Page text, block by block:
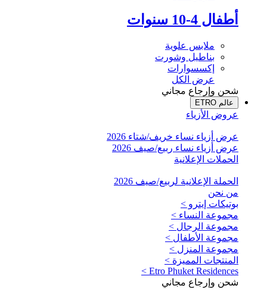
أطفال 4-10 سنوات
ملابس علوية
بناطيل وشورت
إكسسوارات
عرض الكل
شحن وإرجاع مجاني
عالم ETRO
عروض الأزياء
عرض أزياء نساء خريف/شتاء 2026
عرض أزياء نساء ربيع/صيف 2026
الحملات الإعلانية
الحملة الإعلانية لربيع/صيف 2026
من نحن
بوتيكات إيترو >
مجموعة النساء >
مجموعة الرجال >
مجموعة الأطفال >
مجموعة المنزل >
المنتجات المميزة >
Etro Phuket Residences >
شحن وإرجاع مجاني